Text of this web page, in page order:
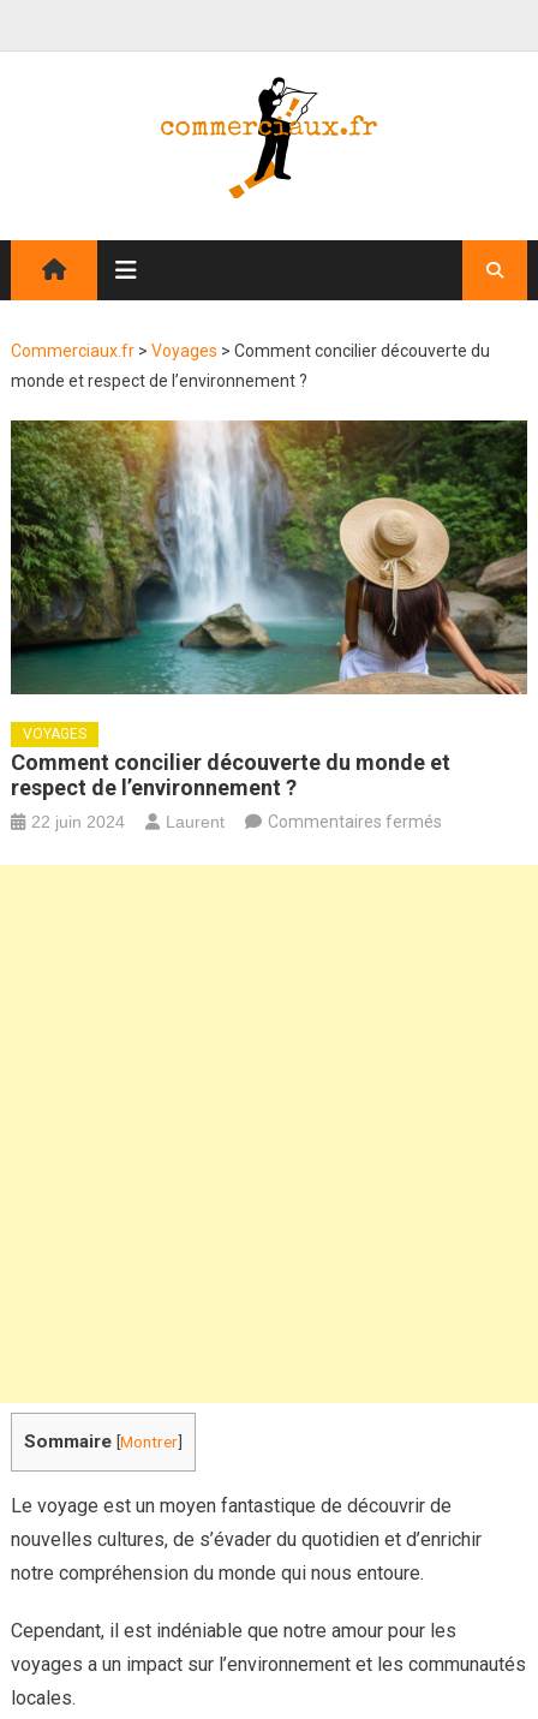
Commerciaux.fr> Voyages > Comment concilier découverte du
monde et respect de l’environnement ?
VOYAGES
Comment concilier découverte du monde et
respect de l’environnement ?
22 juin 2024 Laurent Commentaires ferméssur
Sommaire [Montrer]
Le voyage est un moyen fantastique de découvrir de
nouvelles cultures, de s’évader du quotidien et d’enrichir
notre compréhension du monde qui nous entoure.
Cependant, il est indéniable que notre amour pour les
voyages a un impact sur l’environnement et les communautés
locales.